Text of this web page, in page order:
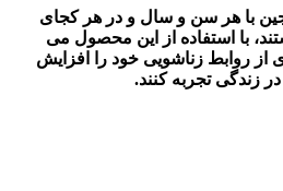
با هر سن و سال و در هر کجای
با استفاده از این محصول می
از روابط زناشویی خود را افزایش
زندگی تجربه کنند.